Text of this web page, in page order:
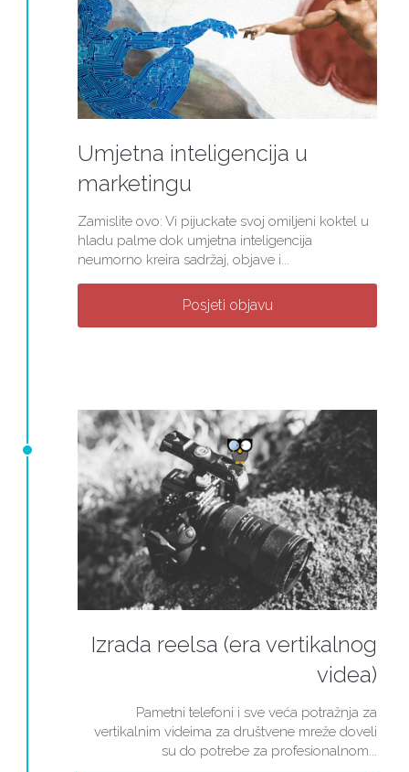
Umjetna inteligencija u
marketingu
Zamislite ovo: Vi pijuckate svoj omiljeni koktel u
hladu palme dok umjetna inteligencija
neumorno kreira sadržaj, objave i...
Posjeti objavu
Izrada reelsa (era vertikalnog
videa)
Pametni telefoni i sve veća potražnja za
vertikalnim videima za društvene mreže doveli
su do potrebe za profesionalnom...